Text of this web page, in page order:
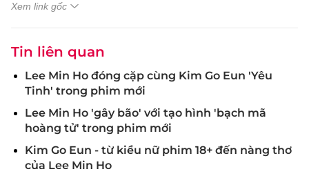
Xem link gốc
Tin liên quan
Lee Min Ho đóng cặp cùng Kim Go Eun 'Yêu
Tinh' trong phim mới
Lee Min Ho 'gây bão' với tạo hình 'bạch mã
hoàng tử' trong phim mới
Kim Go Eun - từ kiều nữ phim 18+ đến nàng thơ
của Lee Min Ho